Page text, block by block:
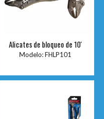
Alicates de bloqueo de 10'
Modelo: FHLP101